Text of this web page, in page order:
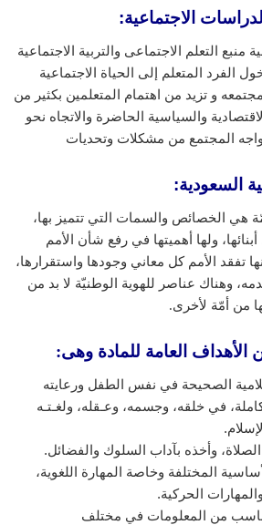
الاجتماعية:
منبع التعلم الاجتماعى والتربية الاجتماعية
الفرد المتعلم إلى الحياة الاجتماعية
و تزيد من اهتمام المتعلمين بكثير من
والسياسية الحاضرة والاتجاه نحو
يواجه المجتمع من مشكلات وتحديات
السعودية:
هي الخصائص والسمات التي تتميز بها،
ولها أهميتها في رفع شأن الأمم
تفقد الأمم كل معاني وجودها واستقرارها،
وهناك عناصر للهوية الوطنيّة لا بد من
من أمّة لأخرى.
العامة للمادة وهى:
الصحيحة في نفس الطفل ورعايته
في خلقه، وجسمه، وعـقله، ولغـتـه
وأخذه بآداب السلوك والفضائل.
المختلفة وخاصة المهارة اللغوية،
الحركية.
من المعلومات في مختلف